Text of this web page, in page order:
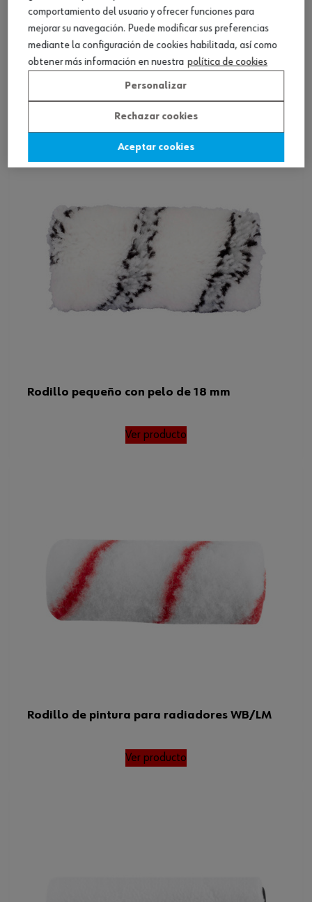
Rodillo de pintura para radiadores
Ver producto
Rodillo pequeño con pelo de 18 mm
Ver producto
Rodillo de pintura para radiadores WB/LM
Ver producto
comportamiento del usuario y ofrecer funciones para
mejorar su navegación. Puede modificar sus preferencias
mediante la configuración de cookies habilitada, así como
obtener más información en nuestra política de cookies
Personalizar
Rechazar cookies
Aceptar cookies